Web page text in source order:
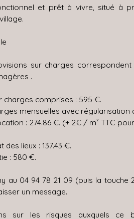
et prêt à vivre, situé à
sur charges
.
charges comprises : 595 €.
mensuelles avec régularisation
: 274.86 €. (+ 2€ / m² TTC
lieux : 137.43 €.
: 580 €.
au 04 94 78 21 09 (puis la touche
un message.
sur les risques auxquels ce